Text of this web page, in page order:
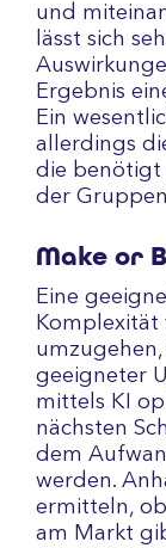
und
lässt sich
Ergebnis
Ein
allerdings
die benötigt
der
Make or
Eine
Komplexität
geeigneter
mittels KI
nächsten
dem
werden.
ermitteln,
am Markt